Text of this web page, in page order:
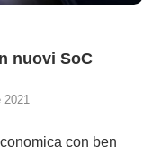
nuovi SoC
2021
con ben